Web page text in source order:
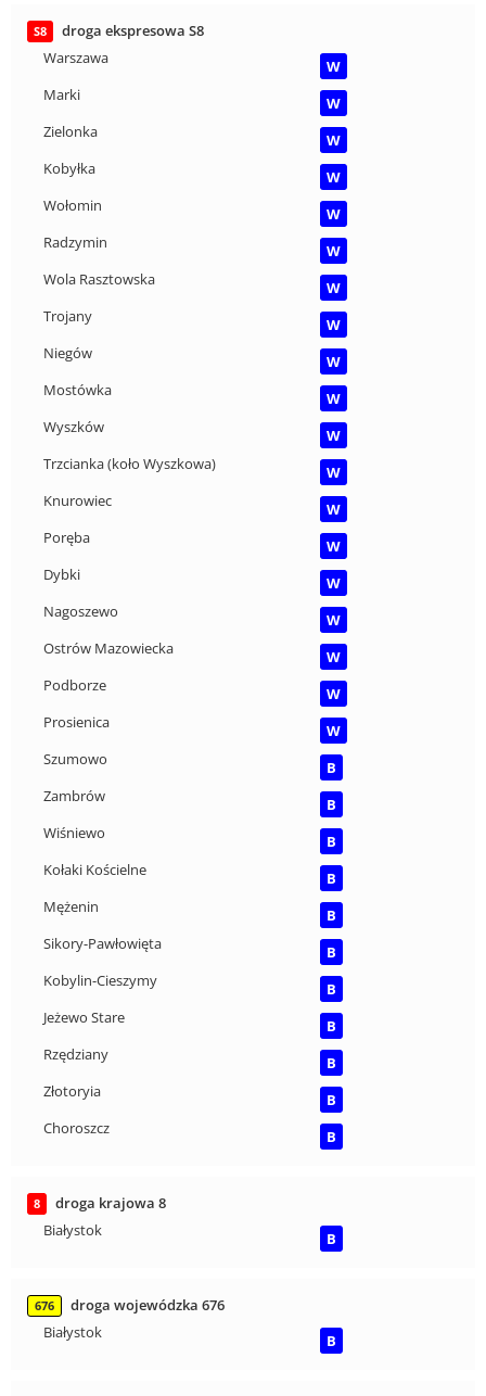
S8
droga ekspresowa S8
Warszawa
W
Marki
W
Zielonka
W
Kobyłka
W
Wołomin
W
Radzymin
W
Wola Rasztowska
W
Trojany
W
Niegów
W
Mostówka
W
Wyszków
W
Trzcianka (koło Wyszkowa)
W
Knurowiec
W
Poręba
W
Dybki
W
Nagoszewo
W
Ostrów Mazowiecka
W
Podborze
W
Prosienica
W
Szumowo
B
Zambrów
B
Wiśniewo
B
Kołaki Kościelne
B
Mężenin
B
Sikory-Pawłowięta
B
Kobylin-Cieszymy
B
Jeżewo Stare
B
Rzędziany
B
Złotoryia
B
Choroszcz
B
8
droga krajowa 8
Białystok
B
676
droga wojewódzka 676
Białystok
B